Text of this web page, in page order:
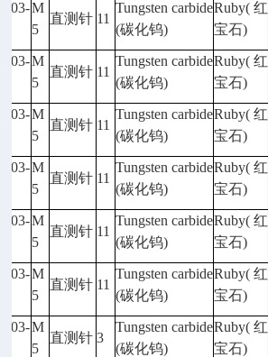
M
5
直测针 11
Tungsten carbide
(碳化钨)
Ruby(红
宝石)
M
5
直测针 11
Tungsten carbide
(碳化钨)
Ruby(红
宝石)
M
5
直测针 11
Tungsten carbide
(碳化钨)
Ruby(红
宝石)
M
5
直测针 11
Tungsten carbide
(碳化钨)
Ruby(红
宝石)
M
5
直测针 11
Tungsten carbide
(碳化钨)
Ruby(红
宝石)
M
5
直测针 11
Tungsten carbide
(碳化钨)
Ruby(红
宝石)
M
5
直测针 3
Tungsten carbide
(碳化钨)
Ruby(红
宝石)